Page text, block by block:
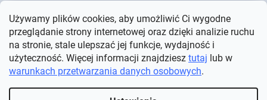
Używamy plików cookies, aby umożliwić Ci wygodne
przeglądanie strony internetowej oraz dzięki analizie ruchu
na stronie, stale ulepszać jej funkcje, wydajność i
użyteczność. Więcej informacji znajdziesz tutaj lub w
warunkach przetwarzania danych osobowych.